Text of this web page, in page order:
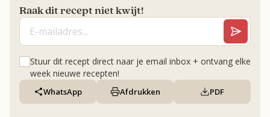
Raak dit recept niet kwijt!
Stuur dit recept direct naar je email inbox + ontvang elke
week nieuwe recepten!
WhatsApp Afdrukken PDF